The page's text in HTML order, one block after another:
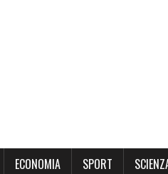
ECONOMIA SPORT